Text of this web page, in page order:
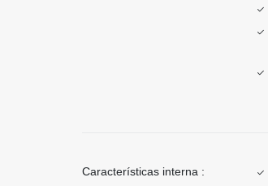
Características interna :